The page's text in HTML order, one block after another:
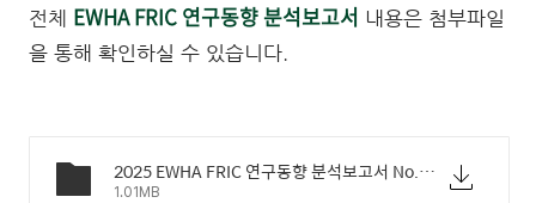
전체 EWHA FRIC 연구동향 분석보고서 내용은 첨부파일
을 통해 확인하실 수 있습니다.
2025 EWHA FRIC 연구동향 분석보고서 No.3.pdf
1.01MB